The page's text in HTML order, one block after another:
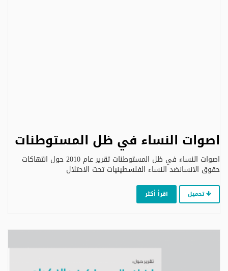
اصوات النساء في ظل المستوطنات
اصوات النساء في ظل المستوطنات تقرير عام 2010 حول انتهاكات
حقوق الانسانضد النساء الفلسطينيات تحت الاحتلال
تحميل اقرأ أكثر